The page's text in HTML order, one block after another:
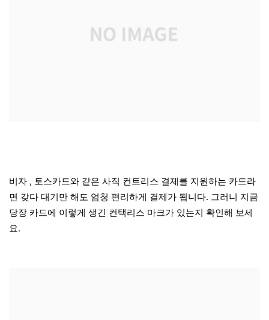
비자 , 토스카드와 같은 사직 컨트리스 결제를 지원하는 카드라
면 갖다 대기만 해도 엄청 편리하게 결제가 됩니다. 그러니 지금
당장 카드에 이렇게 생긴 컨택리스 마크가 있는지 확인해 보세
요.